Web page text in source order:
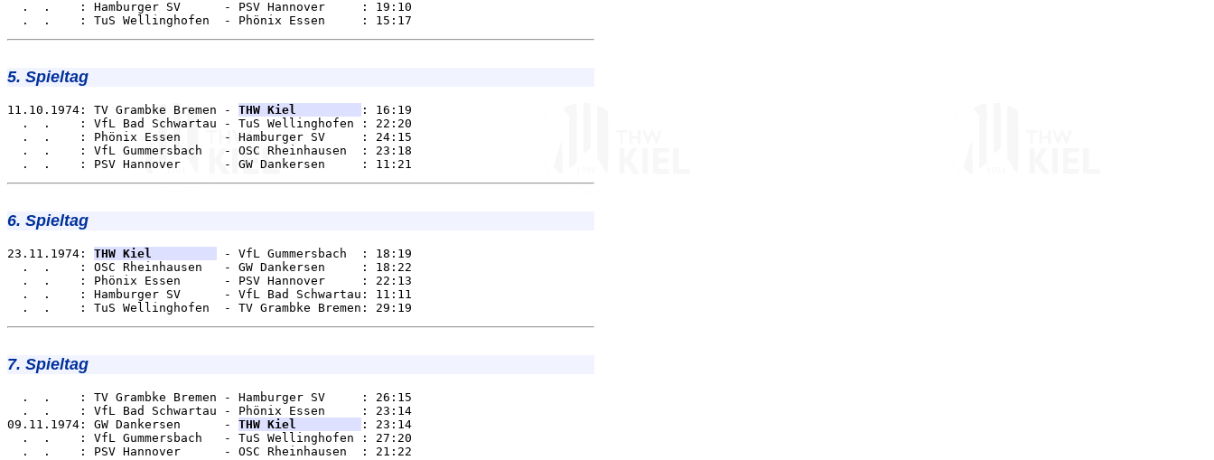
  .  .    : Hamburger SV      - PSV Hannover     : 19:10
5. Spieltag
11.10.1974: TV Grambke Bremen - THW Kiel
: 16:19
  .  .    : VfL Bad Schwartau - TuS Wellinghofen : 22:20
  .  .    : Phönix Essen      - Hamburger SV     : 24:15
  .  .    : VfL Gummersbach   - OSC Rheinhausen  : 23:18
6. Spieltag
23.11.1974: THW Kiel
- VfL Gummersbach  : 18:19
  .  .    : OSC Rheinhausen   - GW Dankersen     : 18:22
  .  .    : Phönix Essen      - PSV Hannover     : 22:13
  .  .    : Hamburger SV      - VfL Bad Schwartau: 11:11
7. Spieltag
  .  .    : TV Grambke Bremen - Hamburger SV     : 26:15
  .  .    : VfL Bad Schwartau - Phönix Essen     : 23:14
09.11.1974: GW Dankersen      - THW Kiel
: 23:14
  .  .    : VfL Gummersbach   - TuS Wellinghofen : 27:20